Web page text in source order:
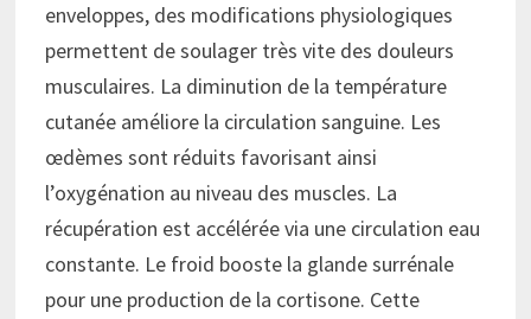
enveloppes, des modifications physiologiques
permettent de soulager très vite des douleurs
musculaires. La diminution de la température
cutanée améliore la circulation sanguine. Les
œdèmes sont réduits favorisant ainsi
l’oxygénation au niveau des muscles. La
récupération est accélérée via une circulation eau
constante. Le froid booste la glande surrénale
pour une production de la cortisone. Cette